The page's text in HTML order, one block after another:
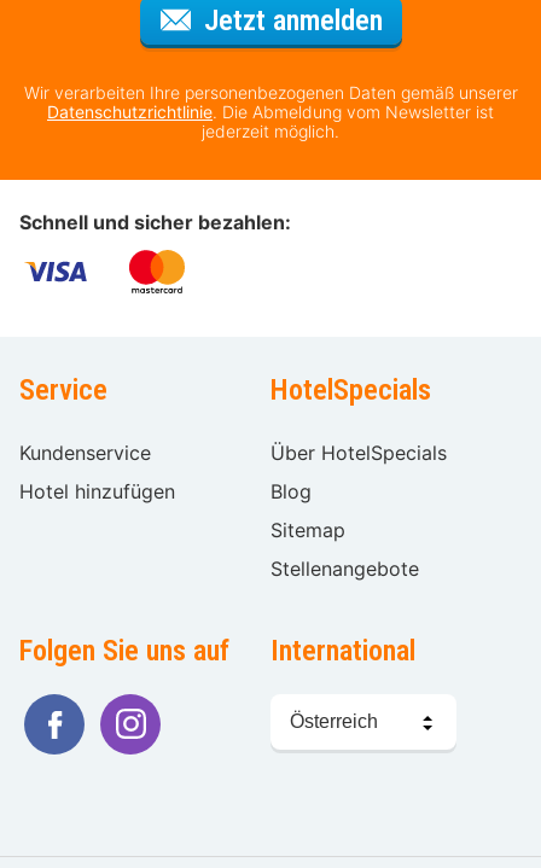
Jetzt anmeldenFür den
Wir verarbeiten Ihre personenbezogenen Daten gemäß unserer
Datenschutzrichtlinie. Die Abmeldung vom Newsletter ist
jederzeit möglich.
Schnell und sicher bezahlen:
Service
Kundenservice
Hotel hinzufügen
HotelSpecials
Über HotelSpecials
Blog
Sitemap
Stellenangebote
Folgen Sie uns auf International
Sprache
wählen